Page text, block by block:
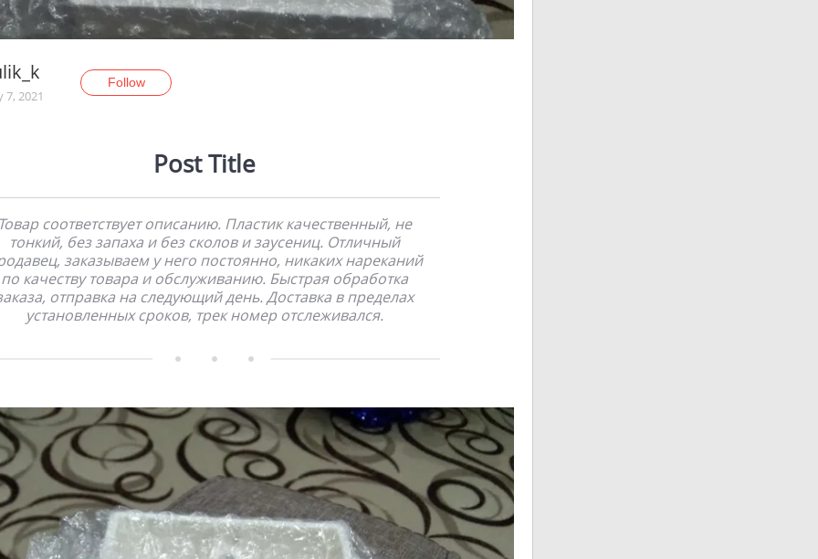
7, 2021
Follow
Post Title
соответствует описанию. Пластик качественный, не
тонкий, без запаха и без сколов и заусениц. Отличный
заказываем у него постоянно, никаких нареканий
по качеству товара и обслуживанию. Быстрая обработка
отправка на следующий день. Доставка в пределах
установленных сроков, трек номер отслеживался.